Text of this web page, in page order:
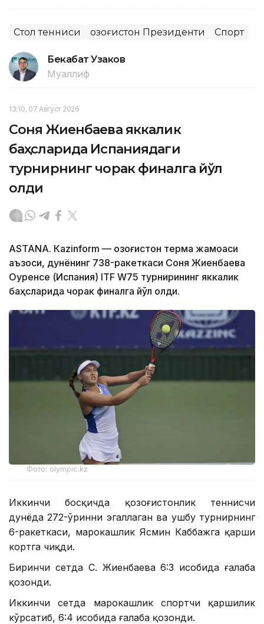
Стол тенниси Қозоғистон Президенти Спорт
Бекабат Узаков
Муаллиф
13:10, 07 Август 2026
Соня Жиенбаева яккалик
баҳсларида Испаниядаги
турнирнинг чорак финалга йўл
олди
ASTANА. Кazinform — Қозоғистон терма жамоаси
аъзоси, дунёнинг 738-ракеткаси Соня Жиенбаева
Оуренсе (Испания) ITF W75 турнирининг яккалик
баҳсларида чорак финалга йўл олди.
Фото: olympic.kz
Иккинчи босқичда қозоғистонлик теннисчи
дунёда 272-ўринни эгаллаган ва ушбу турнирнинг
6-ракеткаси, марокашлик Ясмин Каббажга қарши
кортга чиқди.
Биринчи сетда С. Жиенбаева 6:3 ҳисобида ғалаба
қозонди.
Иккинчи сетда марокашлик спортчи қаршилик
кўрсатиб, 6:4 ҳисобида ғалаба қозонди.